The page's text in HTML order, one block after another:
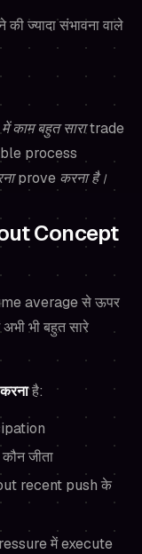
ज्यादा संभावना वाले
काम बहुत सारा trade
process
prove करना है।
Concept
average से ऊपर
अभी भी बहुत सारे
है:
जीता
recent push के
में execute